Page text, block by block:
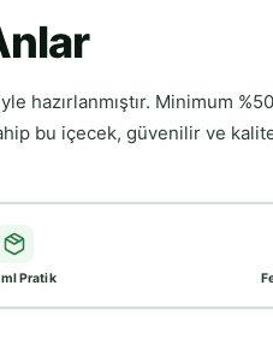
Minimum
bu içecek, güvenilir ve
Pratik